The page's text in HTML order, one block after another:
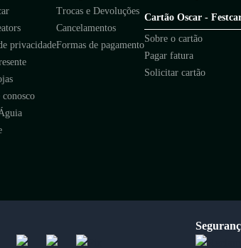
privacidade
Trocas e Devoluções
Cancelamentos
Formas de pagamento
Cartão Oscar -
Sobre o cartão
Pagar fatura
Solicitar cartão